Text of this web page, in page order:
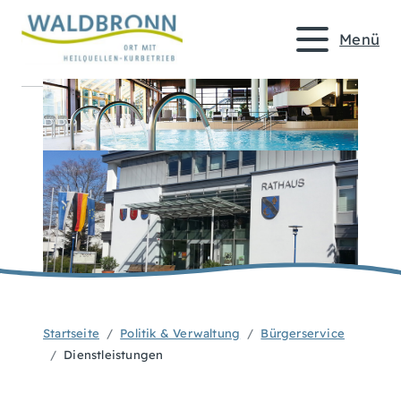
Menü
Startseite Politik & Verwaltung
Bürgerservice
Dienstleistungen